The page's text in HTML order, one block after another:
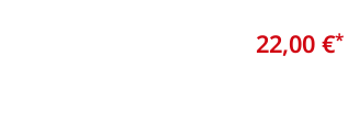
22,00 €*